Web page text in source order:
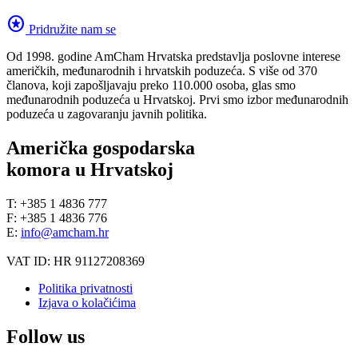
stars Pridružite nam se
Od 1998. godine AmCham Hrvatska predstavlja poslovne interese
američkih, međunarodnih i hrvatskih poduzeća. S više od 370
članova, koji zapošljavaju preko 110.000 osoba, glas smo
međunarodnih poduzeća u Hrvatskoj. Prvi smo izbor međunarodnih
poduzeća u zagovaranju javnih politika.
Američka gospodarska
komora u Hrvatskoj
T: +385 1 4836 777
F: +385 1 4836 776
E: info@amcham.hr
VAT ID: HR 91127208369
Politika privatnosti
Izjava o kolačićima
Follow us